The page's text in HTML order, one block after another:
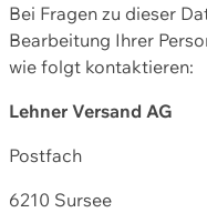
Bei Fragen zu dieser
Bearbeitung Ihrer
wie folgt kontaktieren:
Lehner Versand AG
Postfach
6210 Sursee